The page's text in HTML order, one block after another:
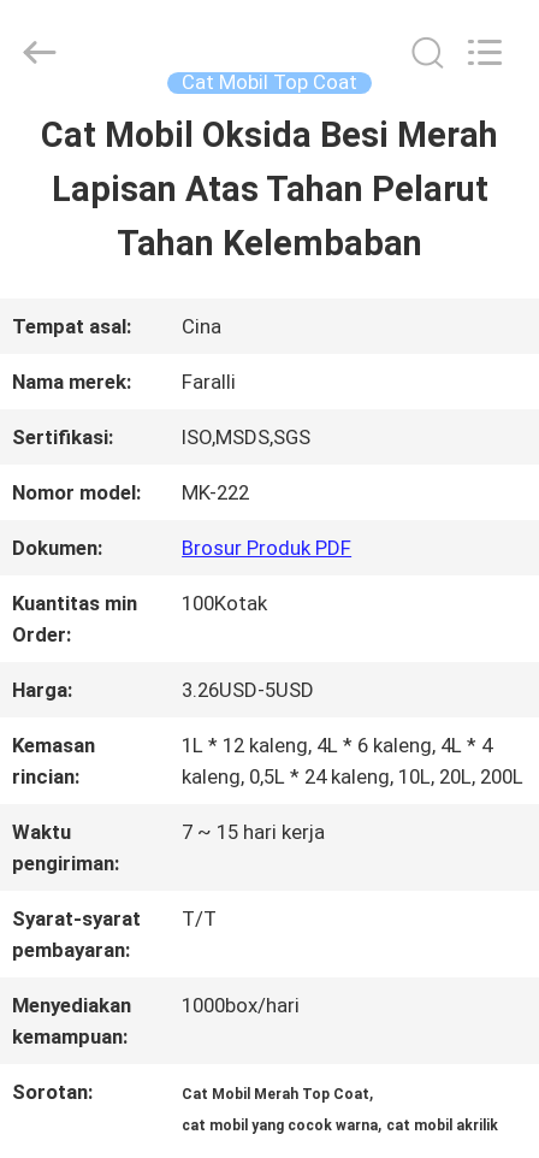
RUMAH
PRODUK
VIDEO
WISATA
PABRIK
KONTROL
KUALITAS
HUBUNGI
Chemical
Cat Mobil Top Coat
Cat Mobil Oksida Besi Merah
Lapisan Atas Tahan Pelarut
Tahan Kelembaban
Tempat asal: Cina
Nama merek: Faralli
Sertifikasi: ISO,MSDS,SGS
Nomor model: MK-222
Dokumen: Brosur Produk PDF
Kuantitas min
Order:
100Kotak
Harga: 3.26USD-5USD
Kemasan
rincian:
1L * 12 kaleng, 4L * 6 kaleng, 4L * 4
kaleng, 0,5L * 24 kaleng, 10L, 20L, 200L
Waktu
pengiriman:
7 ~ 15 hari kerja
Syarat-syarat
pembayaran:
T/T
Menyediakan
kemampuan:
1000box/hari
Sorotan: Cat Mobil Merah Top Coat,
cat mobil yang cocok warna, cat mobil akrilik